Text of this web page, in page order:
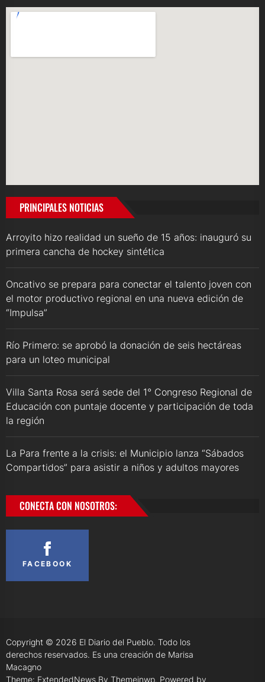
PRINCIPALES NOTICIAS
Arroyito hizo realidad un sueño de 15 años: inauguró su
primera cancha de hockey sintética
Oncativo se prepara para conectar el talento joven con
el motor productivo regional en una nueva edición de
“Impulsa”
Río Primero: se aprobó la donación de seis hectáreas
para un loteo municipal
Villa Santa Rosa será sede del 1° Congreso Regional de
Educación con puntaje docente y participación de toda
la región
La Para frente a la crisis: el Municipio lanza “Sábados
Compartidos” para asistir a niños y adultos mayores
CONECTA CON NOSOTROS:
FACEBOOK
Copyright © 2026 El Diario del Pueblo. Todo los
derechos reservados. Es una creación de Marisa
Macagno
Theme: ExtendedNews By Themeinwp. Powered by